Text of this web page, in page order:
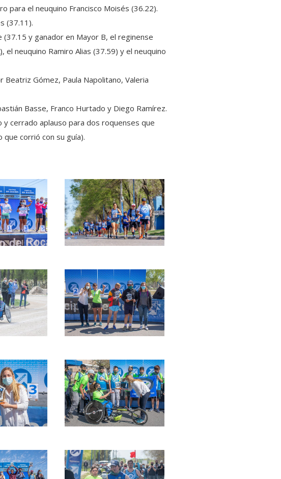
para el neuquino Francisco Moisés (36.22).
(37.11).
y ganador en Mayor B, el reginense
neuquino Ramiro Alias (37.59) y el neuquino
Gómez, Paula Napolitano, Valeria
Basse, Franco Hurtado y Diego Ramírez.
y cerrado aplauso para dos roquenses que
corrió con su guía).